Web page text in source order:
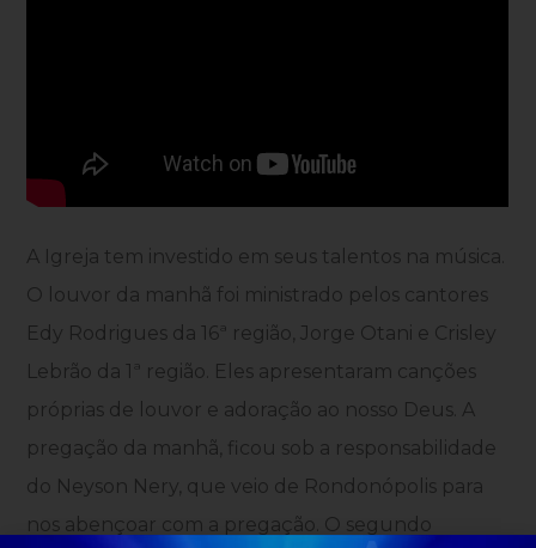
A Igreja tem investido em seus talentos na música.
O louvor da manhã foi ministrado pelos cantores
Edy Rodrigues da 16ª região, Jorge Otani e Crisley
Lebrão da 1ª região. Eles apresentaram canções
próprias de louvor e adoração ao nosso Deus. A
pregação da manhã, ficou sob a responsabilidade
do Neyson Nery, que veio de Rondonópolis para
nos abençoar com a pregação. O segundo